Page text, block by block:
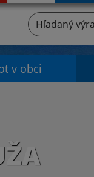
Hľadaný výraz...
v obci